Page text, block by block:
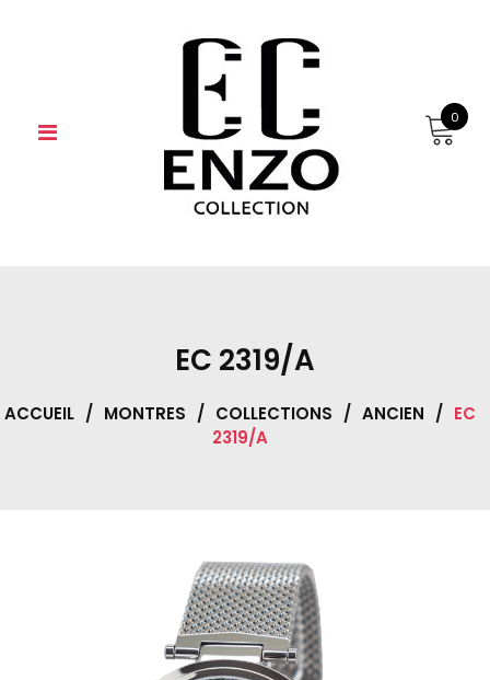
0
EC 2319/A
ACCUEIL / MONTRES / COLLECTIONS / ANCIEN / EC
2319/A